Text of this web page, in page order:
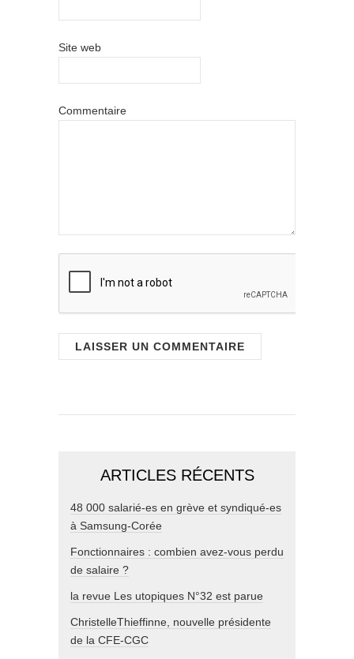
Site web
Commentaire
ARTICLES RÉCENTS
48 000 salarié-es en grève et syndiqué-es
à Samsung-Corée
Fonctionnaires : combien avez-vous perdu
de salaire ?
la revue Les utopiques N°32 est parue
ChristelleThieffinne, nouvelle présidente
de la CFE-CGC